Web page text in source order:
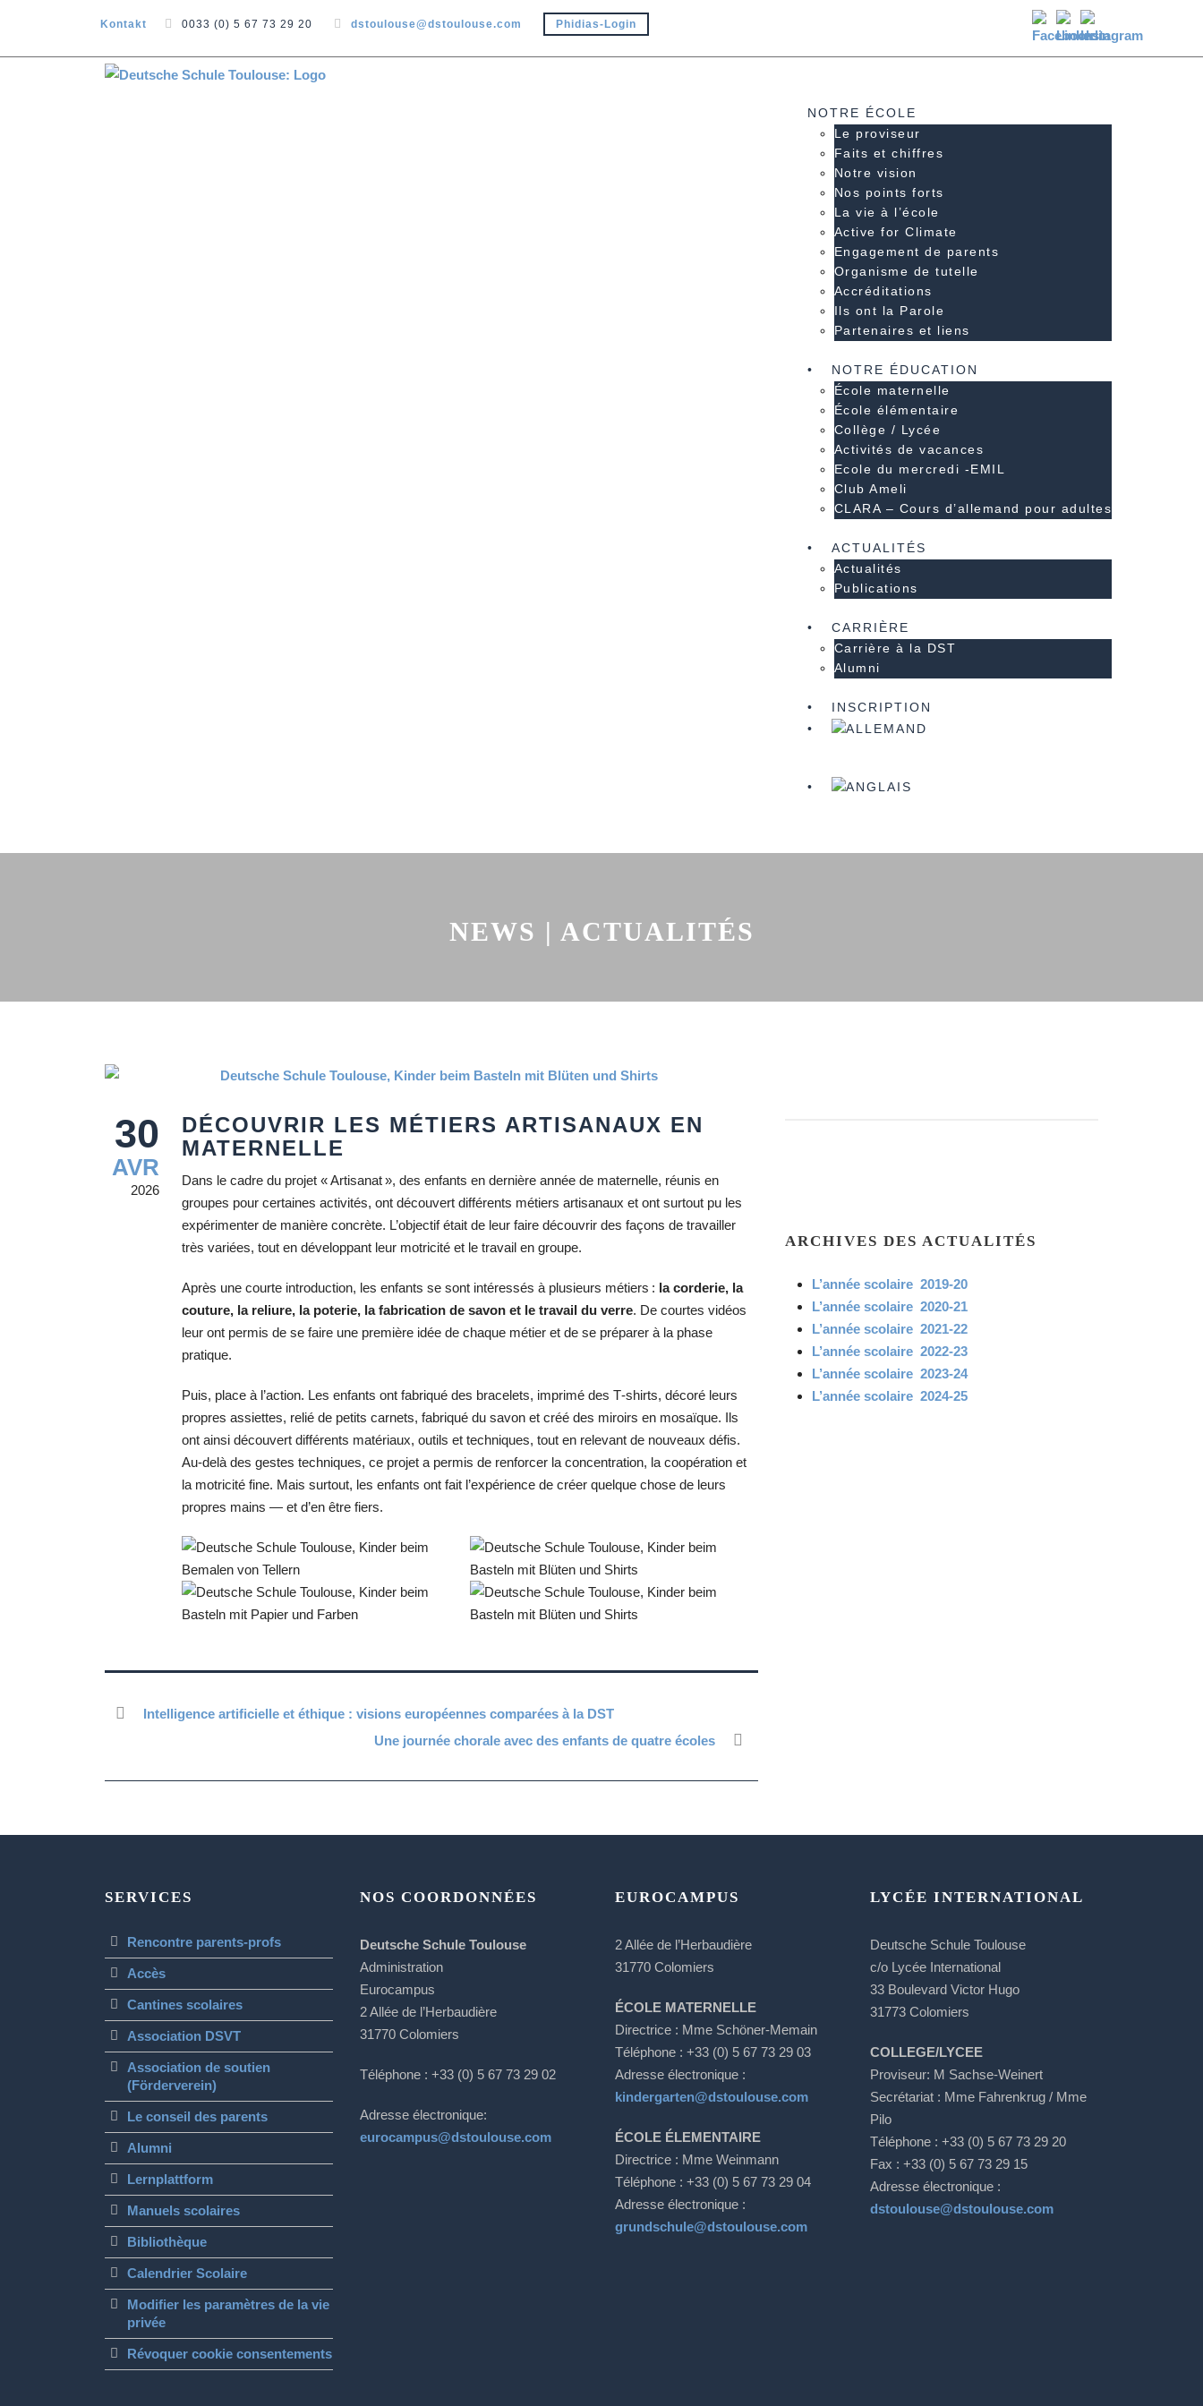
Kontakt 0033 (0) 5 67 73 29 20 dstoulouse@dstoulouse.com Phidias-Login
NOTRE ÉCOLE
Le proviseur
Faits et chiffres
Notre vision
Nos points forts
La vie à l’école
Active for Climate
Engagement de parents
Organisme de tutelle
Accréditations
Ils ont la Parole
Partenaires et liens
NOTRE ÉDUCATION
École maternelle
École élémentaire
Collège / Lycée
Activités de vacances
Ecole du mercredi -EMIL
Club Ameli
CLARA – Cours d’allemand pour adultes
ACTUALITÉS
Actualités
Publications
CARRIÈRE
Carrière à la DST
Alumni
INSCRIPTION
NEWS | ACTUALITÉS
30
AVR
2026
DÉCOUVRIR LES MÉTIERS ARTISANAUX EN
MATERNELLE
Dans le cadre du projet « Artisanat », des enfants en dernière année de maternelle, réunis en
groupes pour certaines activités, ont découvert différents métiers artisanaux et ont surtout pu les
expérimenter de manière concrète. L’objectif était de leur faire découvrir des façons de travailler
très variées, tout en développant leur motricité et le travail en groupe.
Après une courte introduction, les enfants se sont intéressés à plusieurs métiers : la corderie, la
couture, la reliure, la poterie, la fabrication de savon et le travail du verre. De courtes vidéos
leur ont permis de se faire une première idée de chaque métier et de se préparer à la phase
pratique.
Puis, place à l’action. Les enfants ont fabriqué des bracelets, imprimé des T‑shirts, décoré leurs
propres assiettes, relié de petits carnets, fabriqué du savon et créé des miroirs en mosaïque. Ils
ont ainsi découvert différents matériaux, outils et techniques, tout en relevant de nouveaux défis.
Au‑delà des gestes techniques, ce projet a permis de renforcer la concentration, la coopération et
la motricité fine. Mais surtout, les enfants ont fait l’expérience de créer quelque chose de leurs
propres mains — et d’en être fiers.
Intelligence artificielle et éthique : visions européennes comparées à la DST
Une journée chorale avec des enfants de quatre écoles
ARCHIVES DES ACTUALITÉS
L’année scolaire 2019-20
L’année scolaire 2020-21
L’année scolaire 2021-22
L’année scolaire 2022-23
L’année scolaire 2023-24
L’année scolaire 2024-25
SERVICES
Rencontre parents-profs
Accès
Cantines scolaires
Association DSVT
Association de soutien
(Förderverein)
Le conseil des parents
Alumni
Lernplattform
Manuels scolaires
Bibliothèque
Calendrier Scolaire
Modifier les paramètres de la vie
privée
Révoquer cookie consentements
NOS COORDONNÉES
Deutsche Schule Toulouse
Administration
Eurocampus
2 Allée de l’Herbaudière
31770 Colomiers
Téléphone : +33 (0) 5 67 73 29 02
Adresse électronique:
eurocampus@dstoulouse.com
EUROCAMPUS
2 Allée de l’Herbaudière
31770 Colomiers
ÉCOLE MATERNELLE
Directrice : Mme Schöner-Memain
Téléphone : +33 (0) 5 67 73 29 03
Adresse électronique :
kindergarten@dstoulouse.com
ÉCOLE ÉLEMENTAIRE
Directrice : Mme Weinmann
Téléphone : +33 (0) 5 67 73 29 04
Adresse électronique :
grundschule@dstoulouse.com
LYCÉE INTERNATIONAL
Deutsche Schule Toulouse
c/o Lycée International
33 Boulevard Victor Hugo
31773 Colomiers
COLLEGE/LYCEE
Proviseur: M Sachse-Weinert
Secrétariat : Mme Fahrenkrug / Mme
Pilo
Téléphone : +33 (0) 5 67 73 29 20
Fax : +33 (0) 5 67 73 29 15
Adresse électronique :
dstoulouse@dstoulouse.com